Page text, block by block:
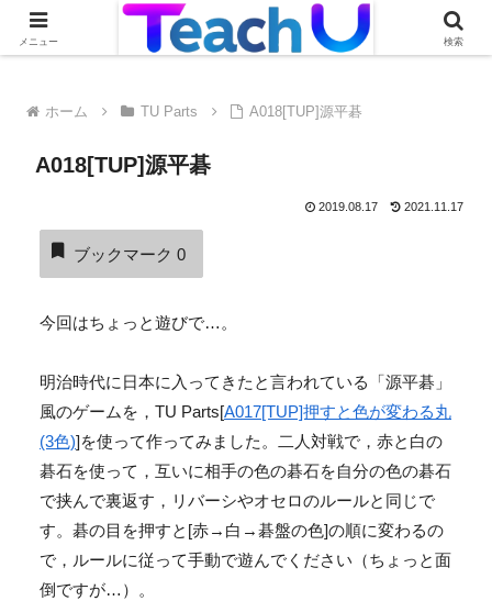
Teach Uの活用事例を絶賛募集中です！詳しくはこちらから
ホーム TU Parts A018[TUP]源平碁
A018[TUP]源平碁
2019.08.17 2021.11.17
ブックマーク 0
今回はちょっと遊びで…。
明治時代に日本に入ってきたと言われている「源平碁」
風のゲームを，TU Parts[A017[TUP]押すと色が変わる丸
(3色)]を使って作ってみました。二人対戦で，赤と白の
碁石を使って，互いに相手の色の碁石を自分の色の碁石
で挟んで裏返す，リバーシやオセロのルールと同じで
す。碁の目を押すと[赤→白→碁盤の色]の順に変わるの
で，ルールに従って手動で遊んでください（ちょっと面
倒ですが…）。
メニュー 検索